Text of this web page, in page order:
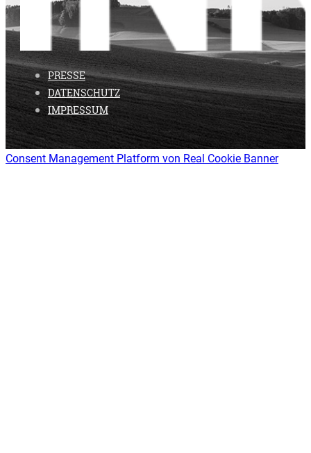
PRESSE
DATENSCHUTZ
IMPRESSUM
Consent Management Platform von Real Cookie Banner